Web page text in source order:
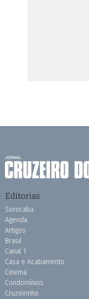
Editorias
Sorocaba
Agenda
Artigos
Brasil
Canal 1
Casa e Acabamento
Cinema
Condomínios
Cruzeirinho